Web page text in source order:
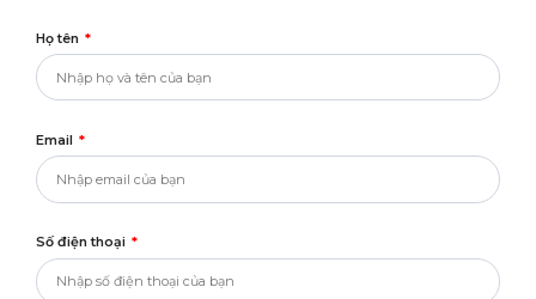
Họ tên *
Email *
Số điện thoại *